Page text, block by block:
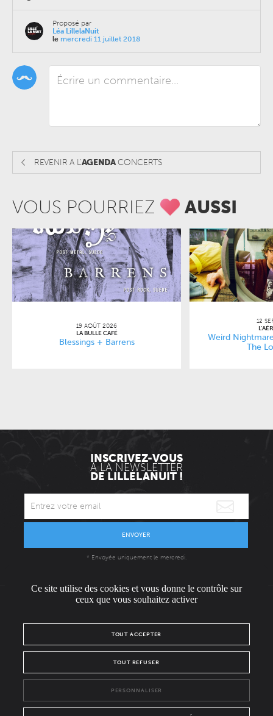
Proposé par
Léa LillelaNuit
le mercredi 11 juillet 2018
REVENIR A L'AGENDACONCERTS
VOUS POURRIEZ AUSSI
19 AOÛT 2026
LA BULLE CAFÉ
Blessings + Barrens
12
Weird
The
INSCRIVEZ-VOUS
À LA NEWSLETTER
DE LILLELANUIT !
ENVOYER
* Envoyée uniquement le mercredi.
L'ÉQUIPE
POLITIQUE DE CONFIDENTIALITÉ
FacebookInstagram
Ce site utilise des cookies et vous donne le contrôle sur
ceux que vous souhaitez activer
TOUT ACCEPTER
TOUT REFUSER
PERSONNALISER